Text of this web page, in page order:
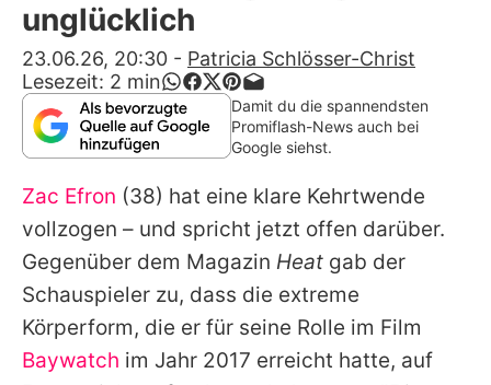
Lifestyle
Familie & Liebe
Promiflash Exklusiv
Alle Themen auf Promiflash
Jobs
App runterladen
Team
unglücklich
23.06.26, 20:30 - Patricia Schlösser-Christ
Lesezeit: 2 min
Damit du die spannendsten
Promiflash-News auch bei
Google siehst.
Zac Efron (38) hat eine klare Kehrtwende
vollzogen – und spricht jetzt offen darüber.
Gegenüber dem Magazin Heat gab der
Schauspieler zu, dass die extreme
Körperform, die er für seine Rolle im Film
Baywatch im Jahr 2017 erreicht hatte, auf